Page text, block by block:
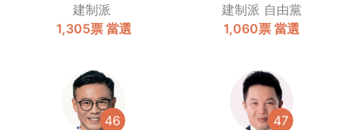
建制派
1,305票 當選
建制派 自由黨
1,060票 當選
46
47